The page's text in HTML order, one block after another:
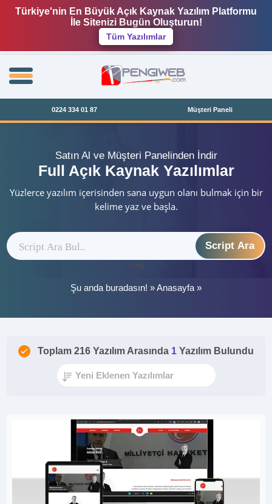
Türkiye'nin En Büyük Açık Kaynak Yazılım Platformu
İle Sitenizi Bugün Oluşturun!
Tüm Yazılımlar
0224 334 01 87 Müşteri Paneli
Satın Al ve Müşteri Panelinden İndir
Full Açık Kaynak Yazılımlar
Yüzlerce yazılım içerisinden sana uygun olanı bulmak için bir
kelime yaz ve başla.
Script Ara
ytag
Şu anda buradasın! »Anasayfa »
Toplam 216 Yazılım Arasında 1 Yazılım Bulundu